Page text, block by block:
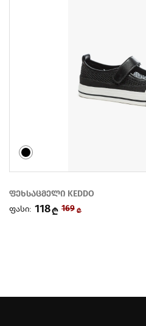
ფეხსაცმელი KEDDO
ფასი: 118₾ 169 ₾